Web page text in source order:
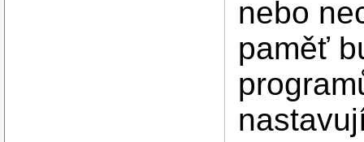
nebo
paměť